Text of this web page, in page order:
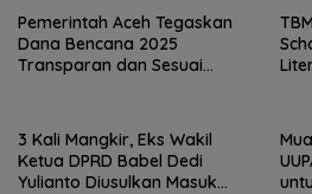
Pemerintah Aceh Tegaskan
Dana Bencana 2025
Transparan dan Sesuai
3 Kali Mangkir, Eks Wakil
Ketua DPRD Babel Dedi
Yulianto Diusulkan Masuk